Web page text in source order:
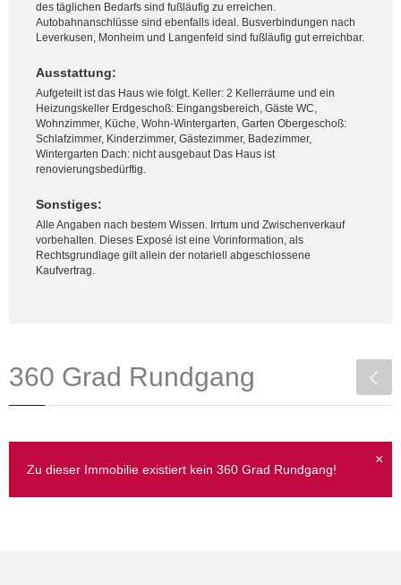
des täglichen Bedarfs sind fußläufig zu erreichen.
Autobahnanschlüsse sind ebenfalls ideal. Busverbindungen nach
Leverkusen, Monheim und Langenfeld sind fußläufig gut erreichbar.
Ausstattung:
Aufgeteilt ist das Haus wie folgt. Keller: 2 Kellerräume und ein
Heizungskeller Erdgeschoß: Eingangsbereich, Gäste WC,
Wohnzimmer, Küche, Wohn-Wintergarten, Garten Obergeschoß:
Schlafzimmer, Kinderzimmer, Gästezimmer, Badezimmer,
Wintergarten Dach: nicht ausgebaut Das Haus ist
renovierungsbedürftig.
Sonstiges:
Alle Angaben nach bestem Wissen. Irrtum und Zwischenverkauf
vorbehalten. Dieses Exposé ist eine Vorinformation, als
Rechtsgrundlage gilt allein der notariell abgeschlossene
Kaufvertrag.
360 Grad Rundgang
×
Zu dieser Immobilie existiert kein 360 Grad Rundgang!